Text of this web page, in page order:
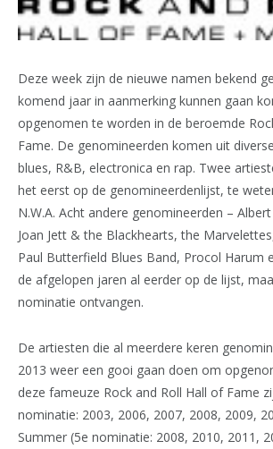
Deze week zijn de nieuwe namen bekend
komend jaar in aanmerking kunnen gaan
opgenomen te worden in de beroemde
Fame. De genomineerden komen uit
blues, R&B, electronica en rap. Twee
het eerst op de genomineerdenlijst, te
N.W.A. Acht andere genomineerden –
Joan Jett & the Blackhearts, the
Paul Butterfield Blues Band, Procol Harum
de afgelopen jaren al eerder op de lijst,
nominatie ontvangen.
De artiesten die al meerdere keren
2013 weer een gooi gaan doen om
deze fameuze Rock and Roll Hall of Fame
nominatie: 2003, 2006, 2007, 2008, 2009,
Summer (5e nominatie: 2008, 2010, 2011,